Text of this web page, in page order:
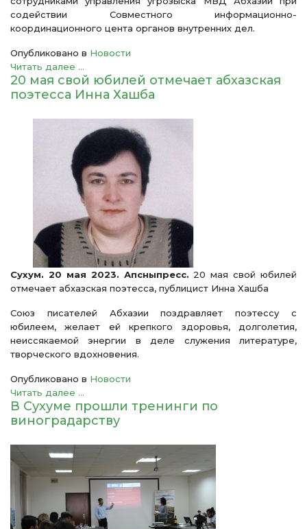
содействии Совместного информационно-
координационного цента органов внутренних дел.
Опубликовано в Новости
Читать далее ...
20 мая свой юбилей отмечает абхазская
поэтесса Инна Хашба
Сухум. 20 мая 2023. Апсныпресс. 20 мая свой юбилей
отмечает абхазская поэтесса, публицист Инна Хашба
Союз писателей Абхазии поздравляет поэтессу с
юбилеем, желает ей крепкого здоровья, долголетия,
неиссякаемой энергии в деле служения литературе,
творческого вдохновения.
Опубликовано в Новости
Читать далее ...
В Сухуме прошли тренинги по
виноградарству